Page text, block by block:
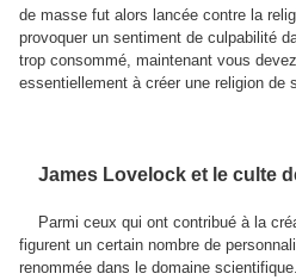
de masse fut alors lancée contre la
provoquer un sentiment de culpabilité
trop consommé, maintenant vous
essentiellement à créer une religion de
James Lovelock et le culte
Parmi ceux qui ont contribué à la
figurent un certain nombre de
renommée dans le domaine